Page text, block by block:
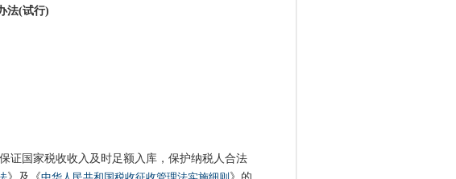
法(试行)
国家税收收入及时足额入库，保护纳税人合法